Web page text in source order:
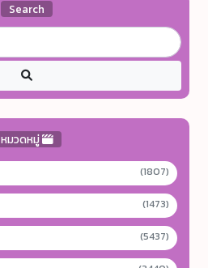
Search
หมวดหมู่
(1807)
(1473)
(5437)